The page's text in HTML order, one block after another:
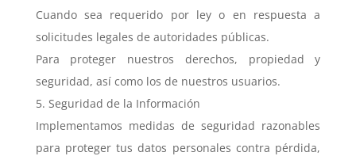
Cuando sea requerido por ley o en respuesta a
solicitudes legales de autoridades públicas.
Para proteger nuestros derechos, propiedad y
seguridad, así como los de nuestros usuarios.
5. Seguridad de la Información
Implementamos medidas de seguridad razonables
para proteger tus datos personales contra pérdida,